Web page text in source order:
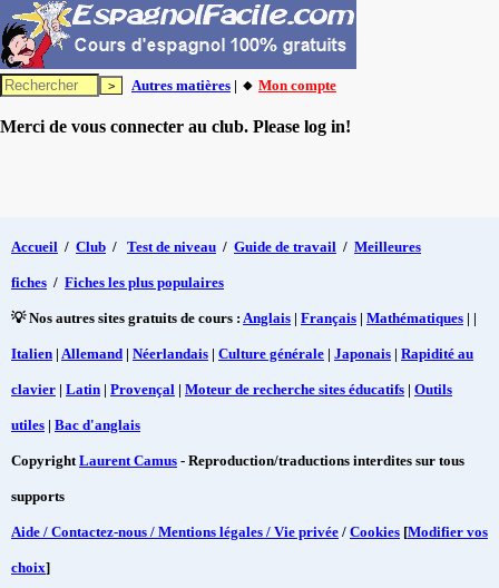
Autres matières | 🔸 Mon compte
Merci de vous connecter au club. Please log in!
Accueil / Club / Test de niveau / Guide de travail / Meilleures
fiches / Fiches les plus populaires
💡 Nos autres sites gratuits de cours : Anglais | Français | Mathématiques | |
Italien | Allemand | Néerlandais | Culture générale | Japonais | Rapidité au
clavier | Latin | Provençal | Moteur de recherche sites éducatifs | Outils
utiles | Bac d'anglais
CopyrightLaurent Camus - Reproduction/traductions interdites sur tous
supports
Aide / Contactez-nous / Mentions légales / Vie privée / Cookies [Modifier vos
choix]